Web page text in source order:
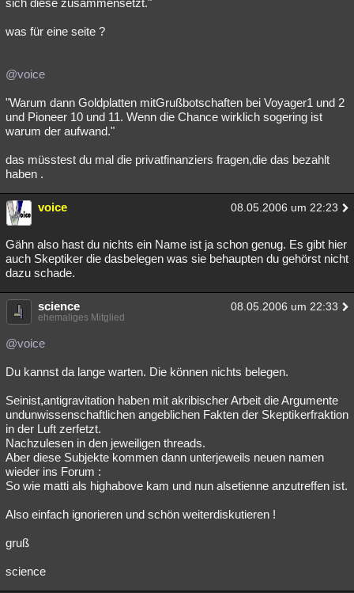
sich diese zusammensetzt."
was für eine seite ?
@voice
"Warum dann Goldplatten mitGrußbotschaften bei Voyager1 und 2
und Pioneer 10 und 11. Wenn die Chance wirklich sogering ist
warum der aufwand."
das müsstest du mal die privatfinanziers fragen,die das bezahlt
haben .
voice 08.05.2006 um 22:23
Gähn also hast du nichts ein Name ist ja schon genug. Es gibt hier
auch Skeptiker die dasbelegen was sie behaupten du gehörst nicht
dazu schade.
science 08.05.2006 um 22:33
ehemaliges Mitglied
@voice
Du kannst da lange warten. Die können nichts belegen.
Seinist,antigravitation haben mit akribischer Arbeit die Argumente
undunwissenschaftlichen angeblichen Fakten der Skeptikerfraktion
in der Luft zerfetzt.
Nachzulesen in den jeweiligen threads.
Aber diese Subjekte kommen dann unterjeweils neuen namen
wieder ins Forum :
So wie matti als highabove kam und nun alsetienne anzutreffen ist.
Also einfach ignorieren und schön weiterdiskutieren !
gruß
science